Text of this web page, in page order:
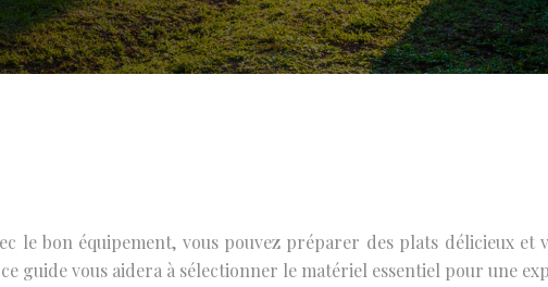
bon équipement, vous pouvez préparer des plats délicieux et
vous aidera à sélectionner le matériel essentiel pour une